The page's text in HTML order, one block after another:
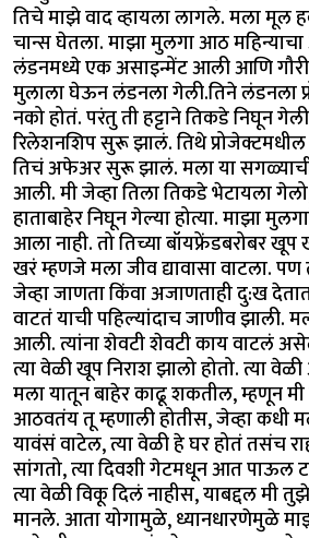
तिचे माझे वाद व्हायला लागले. मला मूल
चान्स घेतला. माझा मुलगा आठ महिन्याचा
लंडनमध्ये एक असाइन्मेंट आली आणि
मुलाला घेऊन लंडनला गेली.तिने लंडनला
नको होतं. परंतु ती हट्टाने तिकडे निघून
रिलेशनशिप सुरू झालं. तिथे प्रोजेक्टमधील
तिचं अफेअर सुरू झालं. मला या
आली. मी जेव्हा तिला तिकडे भेटायला गेलो,
हाताबाहेर निघून गेल्या होत्या. माझा
आला नाही. तो तिच्या बॉयफ्रेंडबरोबर खूप
खरं म्हणजे मला जीव द्यावासा वाटला.
जेव्हा जाणता किंवा अजाणताही दु:ख
वाटतं याची पहिल्यांदाच जाणीव झाली.
आली. त्यांना शेवटी शेवटी काय वाटलं
त्या वेळी खूप निराश झालो होतो. त्या
मला यातून बाहेर काढू शकतील, म्हणून
आठवतंय तू म्हणाली होतीस, जेव्हा कधी
यावंसं वाटेल, त्या वेळी हे घर होतं तसंच
सांगतो, त्या दिवशी गेटमधून आत पाऊल
त्या वेळी विकू दिलं नाहीस, याबद्दल मी
मानले. आता योगामुळे, ध्यानधारणेमुळे